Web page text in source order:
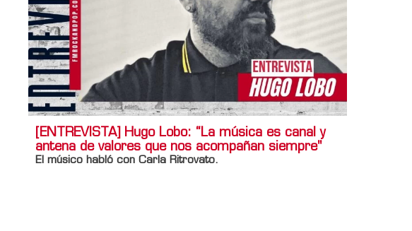
[ENTREVISTA] Hugo Lobo: “La música es canal y
antena de valores que nos acompañan siempre"
El músico habló con Carla Ritrovato.